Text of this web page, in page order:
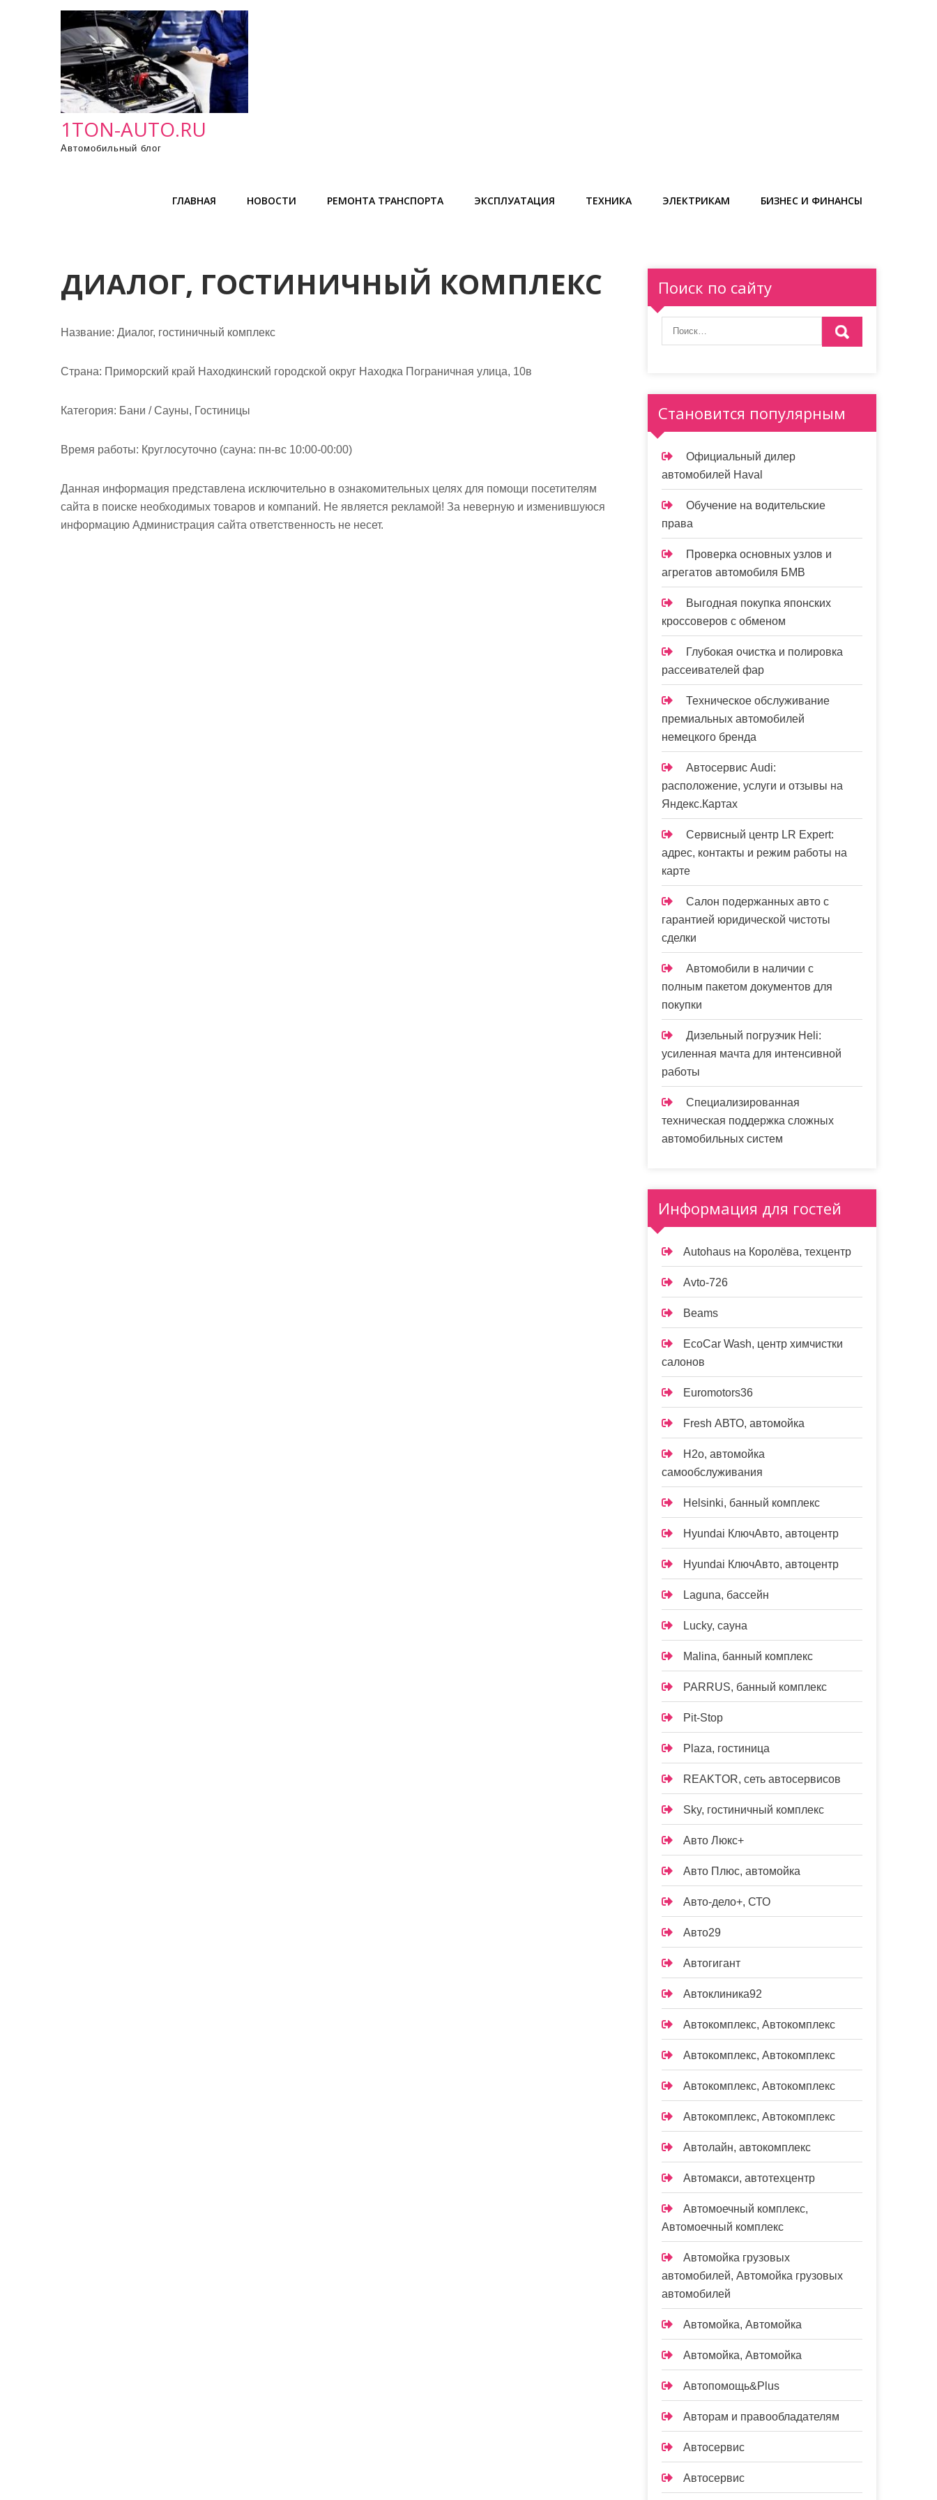
1TON-AUTO.RU
Автомобильный блог
ГЛАВНАЯ НОВОСТИ РЕМОНТА ТРАНСПОРТА ЭКСПЛУАТАЦИЯ ТЕХНИКА ЭЛЕКТРИКАМ БИЗНЕС И ФИНАНСЫ
ДИАЛОГ, ГОСТИНИЧНЫЙ КОМПЛЕКС
Название: Диалог, гостиничный комплекс
Страна: Приморский край Находкинский городской округ Находка Пограничная улица, 10в
Категория: Бани / Сауны, Гостиницы
Время работы: Круглосуточно (сауна: пн-вс 10:00-00:00)
Данная информация представлена исключительно в ознакомительных целях для помощи посетителям
сайта в поиске необходимых товаров и компаний. Не является рекламой! За неверную и изменившуюся
информацию Администрация сайта ответственность не несет.
Поиск по сайту
Становится популярным
Официальный дилер
автомобилей Haval
Обучение на водительские
права
Проверка основных узлов и
агрегатов автомобиля БМВ
Выгодная покупка японских
кроссоверов с обменом
Глубокая очистка и полировка
рассеивателей фар
Техническое обслуживание
премиальных автомобилей
немецкого бренда
Автосервис Audi:
расположение, услуги и отзывы на
Яндекс.Картах
Сервисный центр LR Expert:
адрес, контакты и режим работы на
карте
Салон подержанных авто с
гарантией юридической чистоты
сделки
Автомобили в наличии с
полным пакетом документов для
покупки
Дизельный погрузчик Heli:
усиленная мачта для интенсивной
работы
Специализированная
техническая поддержка сложных
автомобильных систем
Информация для гостей
Autohaus на Королёва, техцентр
Avto-726
Beams
EcoCar Wash, центр химчистки
салонов
Euromotors36
Fresh АВТО, автомойка
H2o, автомойка
самообслуживания
Helsinki, банный комплекс
Hyundai КлючАвто, автоцентр
Hyundai КлючАвто, автоцентр
Laguna, бассейн
Lucky, сауна
Malina, банный комплекс
PARRUS, банный комплекс
Pit-Stop
Plaza, гостиница
REAKTOR, сеть автосервисов
Sky, гостиничный комплекс
Авто Люкс+
Авто Плюс, автомойка
Авто-дело+, СТО
Авто29
Автогигант
Автоклиника92
Автокомплекс, Автокомплекс
Автокомплекс, Автокомплекс
Автокомплекс, Автокомплекс
Автокомплекс, Автокомплекс
Автолайн, автокомплекс
Автомакси, автотехцентр
Автомоечный комплекс,
Автомоечный комплекс
Автомойка грузовых
автомобилей, Автомойка грузовых
автомобилей
Автомойка, Автомойка
Автомойка, Автомойка
Автопомощь&Plus
Авторам и правообладателям
Автосервис
Автосервис